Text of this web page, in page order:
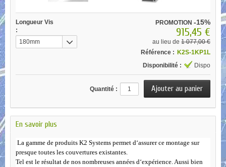
Longueur Vis
:
180mm
PROMOTION -15%
915,45 €
au lieu de 1 077,00 €
Référence : K2S-1KP1L
Disponibilité :
Dispo
Quantité :
En savoir plus
La gamme de produits K2 Systems permet d‘assurer ce montage sur
presque toutes les couvertures existantes.
Tel est le résultat de nos nombreuses années d‘expérience. Aussi bien